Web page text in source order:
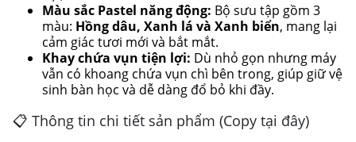
Màu sắc Pastel năng động: Bộ sưu tập gồm 3
màu: Hồng dâu, Xanh lá và Xanh biển, mang lại
cảm giác tươi mới và bắt mắt.
Khay chứa vụn tiện lợi: Dù nhỏ gọn nhưng máy
vẫn có khoang chứa vụn chì bên trong, giúp giữ vệ
sinh bàn học và dễ dàng đổ bỏ khi đầy.
📋 Thông tin chi tiết sản phẩm (Copy tại đây)